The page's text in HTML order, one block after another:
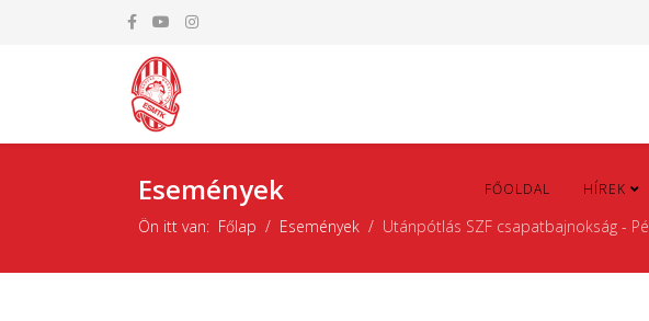
FŐOLDAL HÍREK
Események
Ön itt van: Főlap Események Utánpótlás SZF csapatbajnokság -